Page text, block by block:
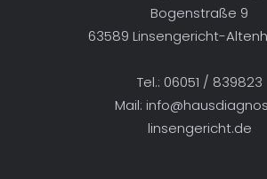
Bogenstraße 9
63589 Linsengericht-
Tel.: 06051 / 839823
Mail:
linsengericht.de